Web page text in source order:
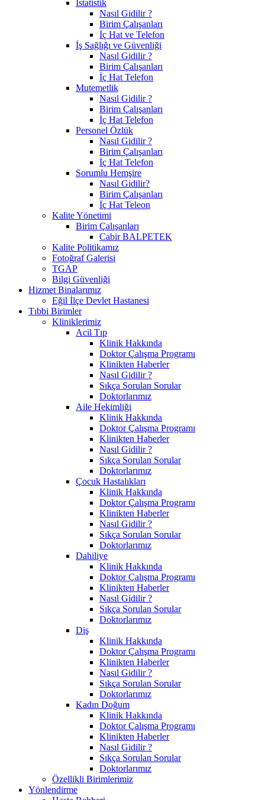
İstatistik
Nasıl Gidilir ?
Birim Çalışanları
İç Hat ve Telefon
İş Sağlığı ve Güvenliği
Nasıl Gidilir ?
Birim Çalışanları
İç Hat Telefon
Mutemetlik
Nasıl Gidilir ?
Birim Çalışanları
İç Hat Telefon
Personel Özlük
Nasıl Gidilir ?
Birim Çalışanları
İç Hat Telefon
Sorumlu Hemşire
Nasıl Gidilir?
Birim Çalışanları
İç Hat Teleon
Kalite Yönetimi
Birim Çalışanları
Cabir BALPETEK
Kalite Politikamız
Fotoğraf Galerisi
TGAP
Bilgi Güvenliği
Hizmet Binalarımız
Eğil İlçe Devlet Hastanesi
Tıbbi Birimler
Kliniklerimiz
Acil Tıp
Klinik Hakkında
Doktor Çalışma Programı
Klinikten Haberler
Nasıl Gidilir ?
Sıkça Sorulan Sorular
Doktorlarımız
Aile Hekimliği
Klinik Hakkında
Doktor Çalışma Programı
Klinikten Haberler
Nasıl Gidilir ?
Sıkça Sorulan Sorular
Doktorlarımız
Çocuk Hastalıkları
Klinik Hakkında
Doktor Çalışma Programı
Klinikten Haberler
Nasıl Gidilir ?
Sıkça Sorulan Sorular
Doktorlarımız
Dahiliye
Klinik Hakkında
Doktor Çalışma Programı
Klinikten Haberler
Nasıl Gidilir ?
Sıkça Sorulan Sorular
Doktorlarımız
Diş
Klinik Hakkında
Doktor Çalışma Programı
Klinikten Haberler
Nasıl Gidilir ?
Sıkça Sorulan Sorular
Doktorlarımız
Kadın Doğum
Klinik Hakkında
Doktor Çalışma Programı
Klinikten Haberler
Nasıl Gidilir ?
Sıkça Sorulan Sorular
Doktorlarımız
Özellikli Birimlerimiz
Yönlendirme